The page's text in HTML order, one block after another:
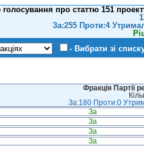
голосування про статтю 151
За:255 Проти:4
- Вибрати зі
Фракція Партії
За:180 Проти:0
За
За
За
За